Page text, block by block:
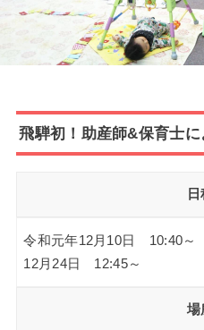
飛騨初！助産師&保育士
令和元年12月10日 10:40～
12月24日 12:45～
場